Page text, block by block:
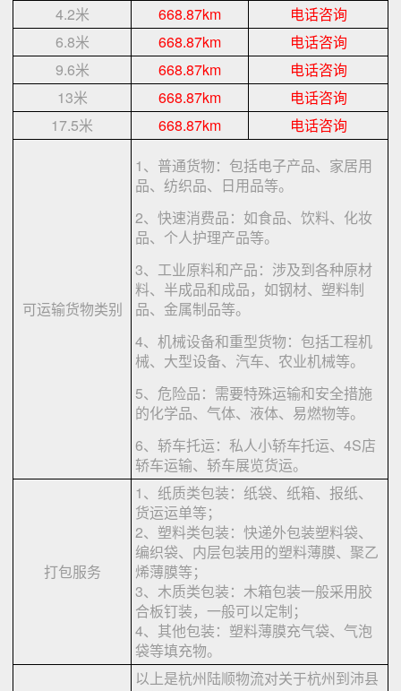
4.2米
668.87km
电话咨询
6.8米
668.87km
电话咨询
9.6米
668.87km
电话咨询
13米
668.87km
电话咨询
17.5米
668.87km 电话咨询
可运输货物类别
1、普通货物：包括电子产品、家居用
品、纺织品、日用品等。
2、快速消费品：如食品、饮料、化妆
品、个人护理产品等。
3、工业原料和产品：涉及到各种原材
料、半成品和成品，如钢材、塑料制
品、金属制品等。
4、机械设备和重型货物：包括工程机
械、大型设备、汽车、农业机械等。
5、危险品：需要特殊运输和安全措施
的化学品、气体、液体、易燃物等。
6、轿车托运：私人小轿车托运、4S店
轿车运输、轿车展览货运。
打包服务
1、纸质类包装：纸袋、纸箱、报纸、
货运运单等；
2、塑料类包装：快递外包装塑料袋、
编织袋、内层包装用的塑料薄膜、聚乙
烯薄膜等；
3、木质类包装：木箱包装一般采用胶
合板钉装，一般可以定制；
4、其他包装：塑料薄膜充气袋、气泡
袋等填充物。
以上是杭州陆顺物流对关于杭州到沛县